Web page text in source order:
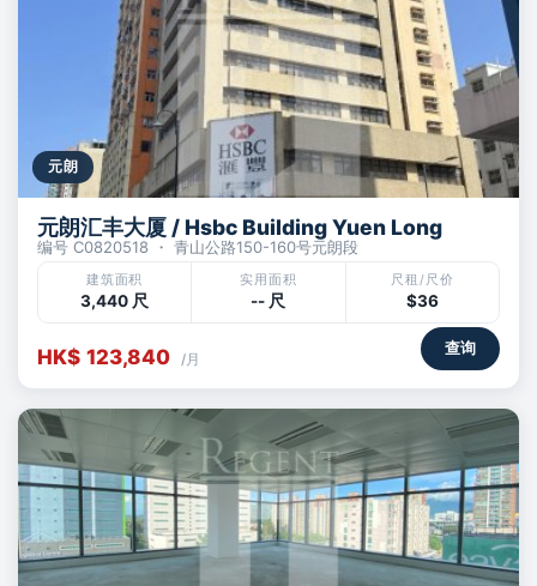
元朗
元朗汇丰大厦 / Hsbc Building Yuen Long
编号 C0820518 ・ 青山公路150-160号元朗段
建筑面积
3,440 尺
实用面积
-- 尺
尺租/尺价
$36
HK$ 123,840 /月
查询